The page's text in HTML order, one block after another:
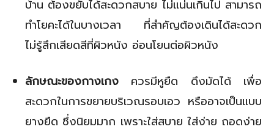
บ้าน ต้องขยับได้สะดวกสบาย ไม่แน่นเกินไป สามารถ
ทำโยคะได้ในบางเวลา ที่สำคัญต้องเดินได้สะดวก
ไม่รู้สึกเสียดสีที่ผิวหนัง อ่อนโยนต่อผิวหนัง
ลักษณะของกางเกง ควรมีหูยืด ดึงมัดได้ เพื่อ
สะดวกในการขยายบริเวณรอบเอว หรืออาจเป็นแบบ
ยางยืด ซึ่งนิยมมาก เพราะใส่สบาย ใส่ง่าย ถอดง่าย